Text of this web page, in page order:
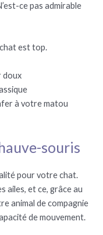
ce pas admirable
est top.
doux
à votre matou
souris
pour votre chat.
ailes, et ce, grâce au
animal de compagnie
de mouvement.